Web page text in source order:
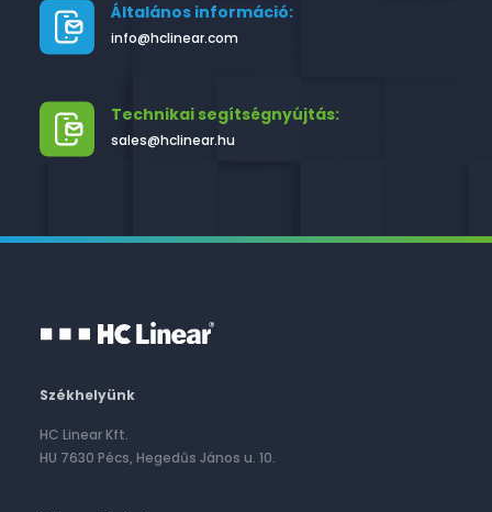
Általános információ:
info@hclinear.com
Technikai segítségnyújtás:
sales@hclinear.hu
Székhelyünk
HC Linear Kft.
HU 7630 Pécs, Hegedűs János u. 10.